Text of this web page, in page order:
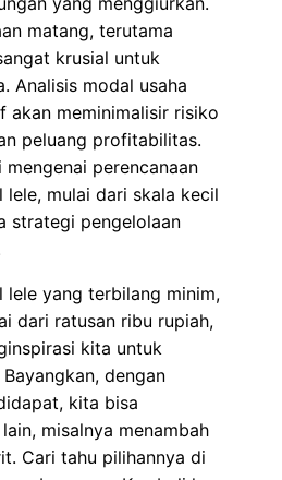
matang, terutama
krusial untuk
Analisis modal usaha
akan meminimalisir risiko
peluang profitabilitas.
perencanaan
lele, mulai dari skala kecil
strategi pengelolaan
lele yang terbilang minim,
dari ratusan ribu rupiah,
kita untuk
dengan
kita bisa
misalnya menambah
Cari tahu pilihannya di